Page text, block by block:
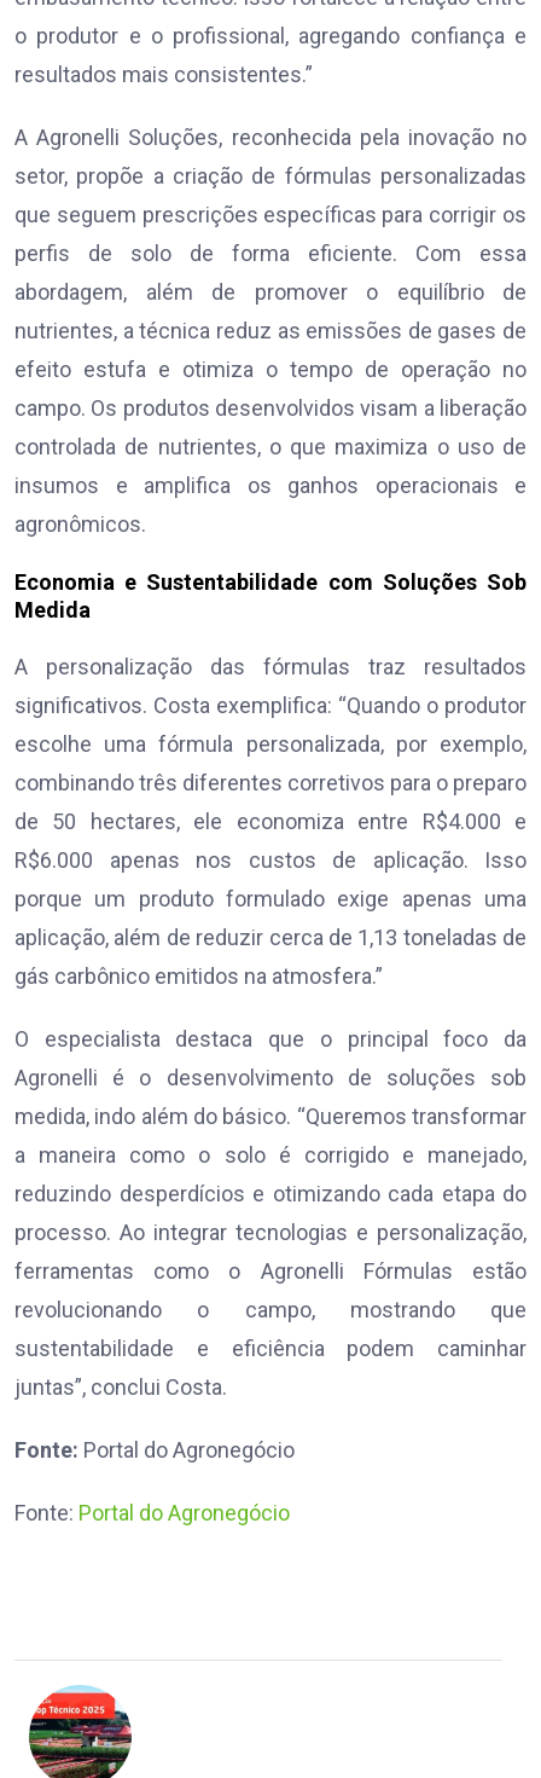
o produtor e o profissional, agregando confiança e
resultados mais consistentes.”
A Agronelli Soluções, reconhecida pela inovação no
setor, propõe a criação de fórmulas personalizadas
que seguem prescrições específicas para corrigir os
perfis de solo de forma eficiente. Com essa
abordagem, além de promover o equilíbrio de
nutrientes, a técnica reduz as emissões de gases de
efeito estufa e otimiza o tempo de operação no
campo. Os produtos desenvolvidos visam a liberação
controlada de nutrientes, o que maximiza o uso de
insumos e amplifica os ganhos operacionais e
agronômicos.
Economia e Sustentabilidade com Soluções Sob
Medida
A personalização das fórmulas traz resultados
significativos. Costa exemplifica: “Quando o produtor
escolhe uma fórmula personalizada, por exemplo,
combinando três diferentes corretivos para o preparo
de 50 hectares, ele economiza entre R$4.000 e
R$6.000 apenas nos custos de aplicação. Isso
porque um produto formulado exige apenas uma
aplicação, além de reduzir cerca de 1,13 toneladas de
gás carbônico emitidos na atmosfera.”
O especialista destaca que o principal foco da
Agronelli é o desenvolvimento de soluções sob
medida, indo além do básico. “Queremos transformar
a maneira como o solo é corrigido e manejado,
reduzindo desperdícios e otimizando cada etapa do
processo. Ao integrar tecnologias e personalização,
ferramentas como o Agronelli Fórmulas estão
revolucionando o campo, mostrando que
sustentabilidade e eficiência podem caminhar
juntas”, conclui Costa.
Fonte: Portal do Agronegócio
Fonte: Portal do Agronegócio